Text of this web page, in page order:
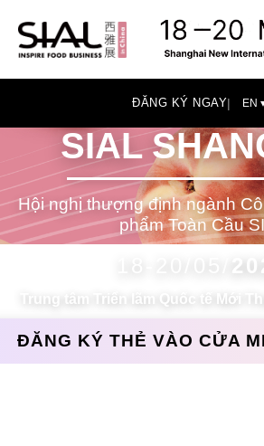
ĐĂNG KÝ NGAY| EN
SIAL
Hội nghị thượng định ngành
phẩm Toàn Cầu
Trung tâm Triển lãm Quốc tế Mới
ĐĂNG KÝ THẺ VÀO CỬA